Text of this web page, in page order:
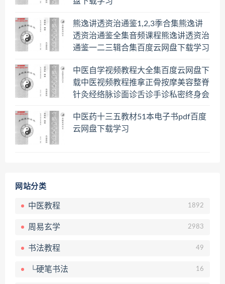
熊逸讲透资治通鉴1,2,3季合集熊逸讲
透资治通鉴全集音频课程熊逸讲透资治
通鉴一二三辑合集百度云网盘下载学习
中医自学视频教程大全集百度云网盘下
载中医视频教程推拿正骨按摩美容整脊
针灸经络脉诊面诊舌诊手诊私密终身会
中医药十三五教材51本电子书pdf百度
云网盘下载学习
网站分类
中医教程 1892
周易玄学 2983
书法教程 49
└硬笔书法 16